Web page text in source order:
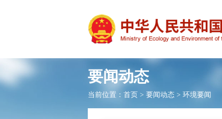
要闻动态
当前位置： 首页 > 要闻动态 > 环境要闻